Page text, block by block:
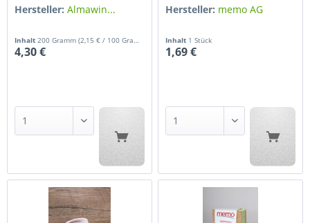
Hersteller: Almawin...
Inhalt 200 Gramm(2,15 € / 100 Gramm)
4,30 €
Hersteller: memo AG
Inhalt 1 Stück
1,69 €